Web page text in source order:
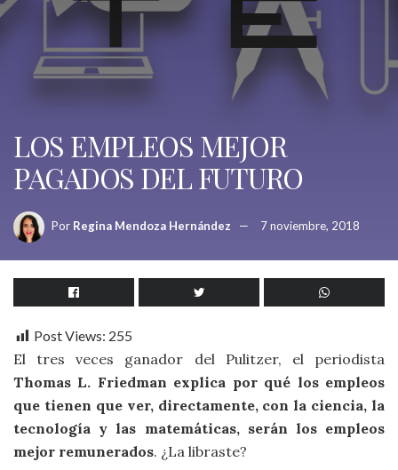
LOS EMPLEOS MEJOR
PAGADOS DEL FUTURO
Por Regina Mendoza Hernández 7 noviembre, 2018
Post Views: 255
El tres veces ganador del Pulitzer, el periodista
Thomas L. Friedman explica por qué los empleos
que tienen que ver, directamente, con la ciencia, la
tecnología y las matemáticas, serán los empleos
mejor remunerados. ¿La libraste?